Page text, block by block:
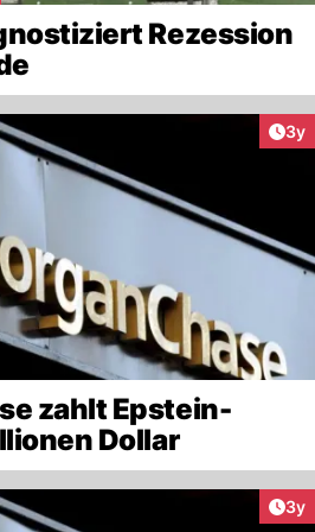
Rezession
3y
zahlt Epstein-
Dollar
3y